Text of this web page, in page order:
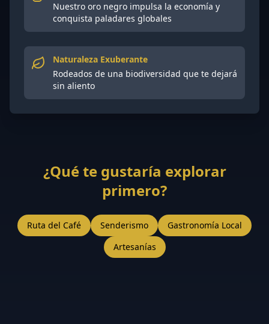
Nuestro oro negro impulsa la economía y
conquista paladares globales
Naturaleza Exuberante
Rodeados de una biodiversidad que te dejará
sin aliento
¿Qué te gustaría explorar
primero?
Ruta del Café Senderismo
Gastronomía Local
Artesanías